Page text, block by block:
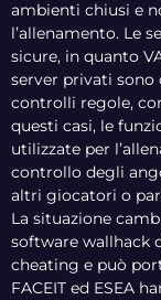
ambienti chiusi e
l’allenamento. Le
sicure, in quanto
server privati sono
controlli regole,
questi casi, le
utilizzate per
controllo degli
altri giocatori o
La situazione
software wallhack
cheating e può
FACEIT ed ESEA